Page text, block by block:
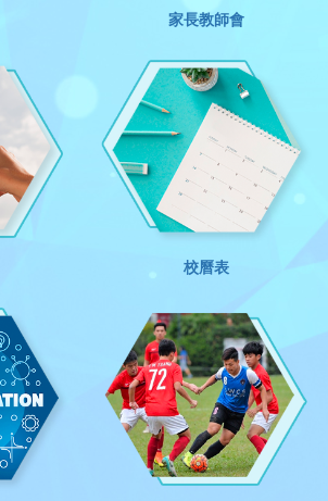
家長教師會
校曆表